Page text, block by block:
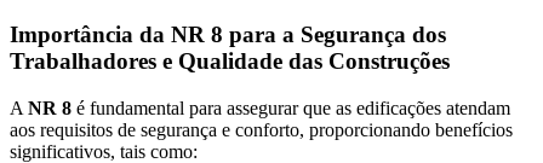
Importância da NR 8 para a Segurança dos
Trabalhadores e Qualidade das Construções
A NR 8 é fundamental para assegurar que as edificações atendam
aos requisitos de segurança e conforto, proporcionando benefícios
significativos, tais como: